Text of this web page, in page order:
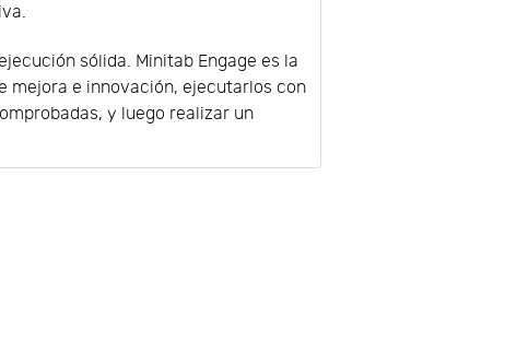
sólida. Minitab Engage es la
mejora e innovación, ejecutarlos con
y luego realizar un